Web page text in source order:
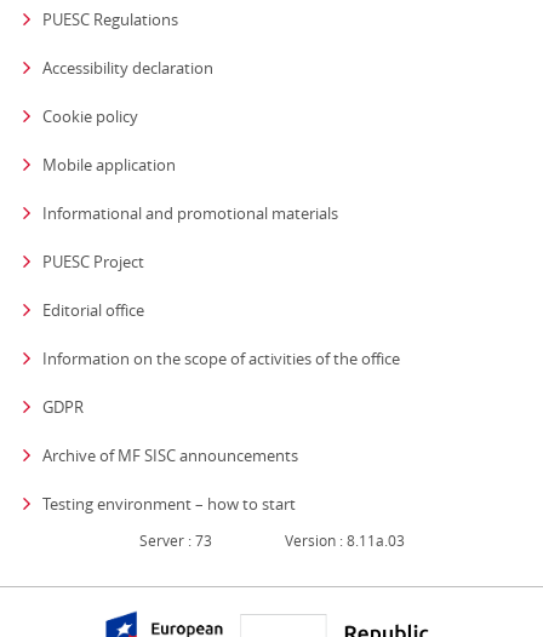
PUESC Regulations
Accessibility declaration
Cookie policy
Mobile application
Informational and promotional materials
PUESC Project
Editorial office
Information on the scope of activities of the officestrona otwiera się
GDPR
Archive of MF SISC announcements
Testing environment – how to start
Server : 73 Version : 8.11a.03